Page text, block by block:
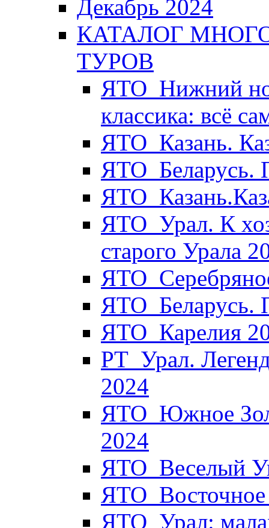
Декабрь 2024
КАТАЛОГ
ТУРОВ
ЯТО_Нижний
классика: всё
ЯТО_Казань.
ЯТО_Беларусь.
ЯТО_Урал. К
старого Урала
ЯТО_Беларусь.
ЯТО_Карелия
РТ_Урал.
2024
ЯТО_Южное
2024
ЯТО_Веселый
ЯТО_Восточное
ЯТО_Урал: